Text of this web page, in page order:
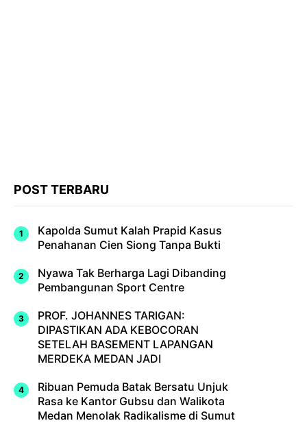
POST TERBARU
Kapolda Sumut Kalah Prapid Kasus
Penahanan Cien Siong Tanpa Bukti
Nyawa Tak Berharga Lagi Dibanding
Pembangunan Sport Centre
PROF. JOHANNES TARIGAN:
DIPASTIKAN ADA KEBOCORAN
SETELAH BASEMENT LAPANGAN
MERDEKA MEDAN JADI
Ribuan Pemuda Batak Bersatu Unjuk
Rasa ke Kantor Gubsu dan Walikota
Medan Menolak Radikalisme di Sumut